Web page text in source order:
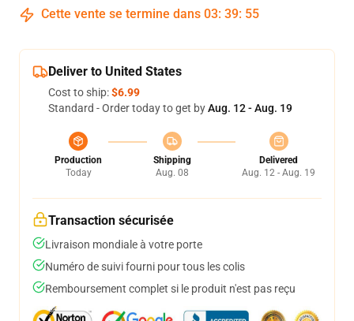
Cette vente se termine dans 03: 39: 55
Deliver to United States
Cost to ship:$6.99
Standard - Order today to get byAug. 12 - Aug. 19
Production
Today
Shipping
Aug. 08
Delivered
Aug. 12 - Aug. 19
Transaction sécurisée
Livraison mondiale à votre porte
Numéro de suivi fourni pour tous les colis
Remboursement complet si le produit n'est pas reçu